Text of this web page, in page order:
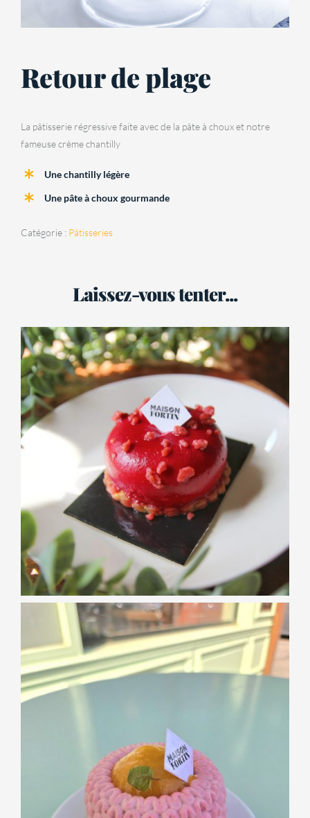
Retour de plage
La pâtisserie régressive faite avec de la pâte à choux et notre
fameuse crème chantilly
Une chantilly légère
Une pâte à choux gourmande
Catégorie : Pâtisseries
Laissez-vous tenter...
Entremet vanille
fraise
PÂTISSERIES
Paolo